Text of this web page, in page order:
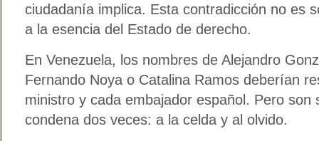
ciudadanía implica. Esta contradicción no es
a la esencia del Estado de derecho.
En Venezuela, los nombres de Alejandro
Fernando Noya o Catalina Ramos deberían
ministro y cada embajador español. Pero son
condena dos veces: a la celda y al olvido.